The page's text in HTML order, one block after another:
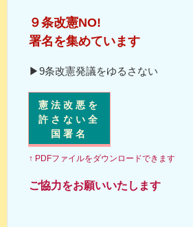
９条改憲NO!
署名を集めています
▶9条改憲発議をゆるさない
憲法改悪を
許さない全
国署名
↑ PDFファイルをダウンロードできます
ご協力をお願いいたします